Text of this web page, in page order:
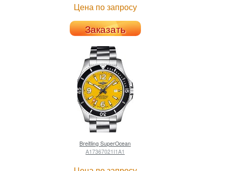
Цена по запросу
Заказать
Breitling SuperOcean
A17367021I1A1